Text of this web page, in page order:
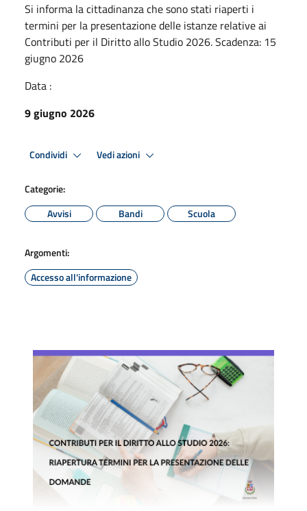
Si informa la cittadinanza che sono stati riaperti i
termini per la presentazione delle istanze relative ai
Contributi per il Diritto allo Studio 2026. Scadenza: 15
giugno 2026
Data :
9 giugno 2026
Condividi Vedi azioni
Categorie:
Avvisi
Bandi Scuola
Argomenti:
Accesso all'informazione